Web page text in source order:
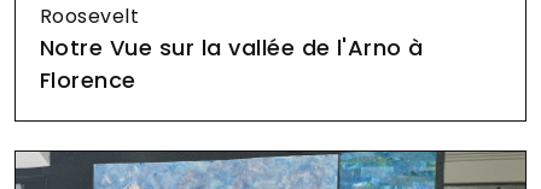
Roosevelt
Notre Vue sur la vallée de l'Arno à
Florence